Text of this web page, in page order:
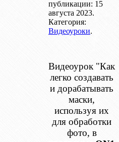
публикации: 15
августа 2023.
Категория:
Видеоуроки.
Видеоурок "Как
легко создавать
и дорабатывать
маски,
используя их
для обработки
фото, в